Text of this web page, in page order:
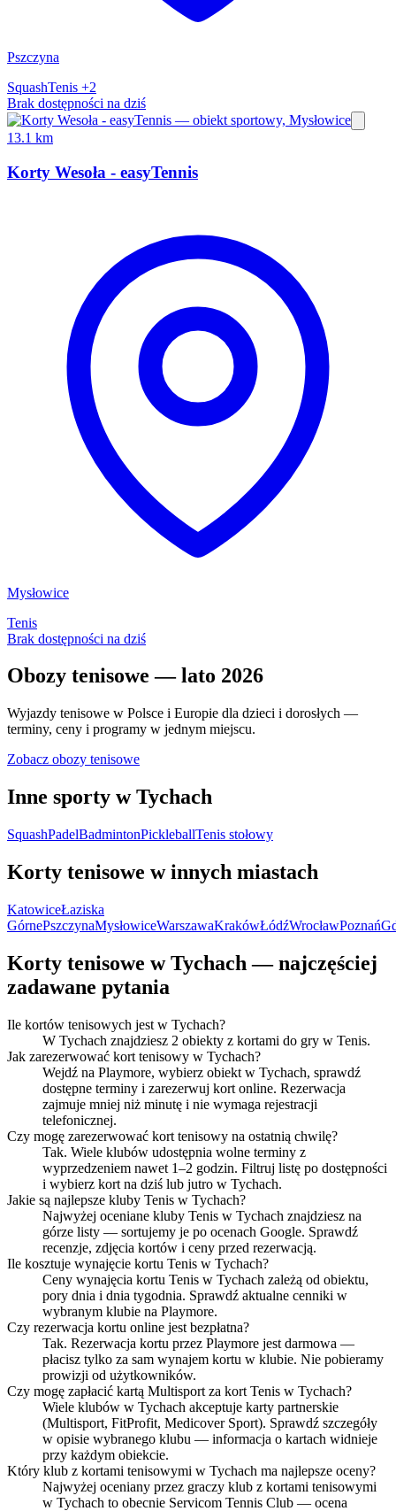
Pszczyna
SquashTenis +2
Brak dostępności na dziś
13.1 km
Korty Wesoła - easyTennis
Mysłowice
Tenis
Brak dostępności na dziś
Obozy tenisowe — lato 2026
Wyjazdy tenisowe w Polsce i Europie dla dzieci i dorosłych —
terminy, ceny i programy w jednym miejscu.
Zobacz obozy tenisowe
Inne sporty w Tychach
SquashPadelBadmintonPickleballTenis stołowy
Korty tenisowe w innych miastach
KatowiceŁaziska
GórnePszczynaMysłowiceWarszawaKrakówŁódźWrocławPoznań
Korty tenisowe w Tychach — najczęściej
zadawane pytania
Ile kortów tenisowych jest w Tychach?
W Tychach znajdziesz 2 obiekty z kortami do gry w Tenis.
Jak zarezerwować kort tenisowy w Tychach?
Wejdź na Playmore, wybierz obiekt w Tychach, sprawdź
dostępne terminy i zarezerwuj kort online. Rezerwacja
zajmuje mniej niż minutę i nie wymaga rejestracji
telefonicznej.
Czy mogę zarezerwować kort tenisowy na ostatnią chwilę?
Tak. Wiele klubów udostępnia wolne terminy z
wyprzedzeniem nawet 1–2 godzin. Filtruj listę po dostępności
i wybierz kort na dziś lub jutro w Tychach.
Jakie są najlepsze kluby Tenis w Tychach?
Najwyżej oceniane kluby Tenis w Tychach znajdziesz na
górze listy — sortujemy je po ocenach Google. Sprawdź
recenzje, zdjęcia kortów i ceny przed rezerwacją.
Ile kosztuje wynajęcie kortu Tenis w Tychach?
Ceny wynajęcia kortu Tenis w Tychach zależą od obiektu,
pory dnia i dnia tygodnia. Sprawdź aktualne cenniki w
wybranym klubie na Playmore.
Czy rezerwacja kortu online jest bezpłatna?
Tak. Rezerwacja kortu przez Playmore jest darmowa —
płacisz tylko za sam wynajem kortu w klubie. Nie pobieramy
prowizji od użytkowników.
Czy mogę zapłacić kartą Multisport za kort Tenis w Tychach?
Wiele klubów w Tychach akceptuje karty partnerskie
(Multisport, FitProfit, Medicover Sport). Sprawdź szczegóły
w opisie wybranego klubu — informacja o kartach widnieje
przy każdym obiekcie.
Który klub z kortami tenisowymi w Tychach ma najlepsze oceny?
Najwyżej oceniany przez graczy klub z kortami tenisowymi
w Tychach to obecnie Servicom Tennis Club — ocena